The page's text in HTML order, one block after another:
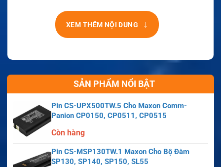
XEM THÊM NỘI DUNG ↓
SẢN PHẨM NỔI BẬT
Pin CS-UPX500TW.5 Cho Maxon Comm-
Panion CP0150, CP0511, CP0515
Còn hàng
Pin CS-MSP130TW.1 Maxon Cho Bộ Đàm
SP130, SP140, SP150, SL55